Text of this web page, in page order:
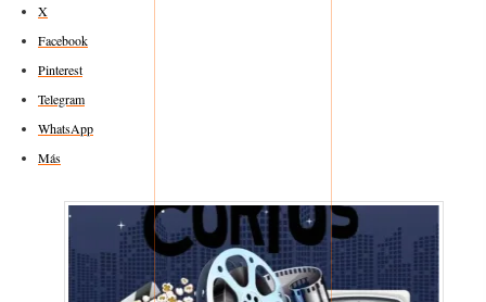
X
Facebook
Pinterest
Telegram
WhatsApp
Más